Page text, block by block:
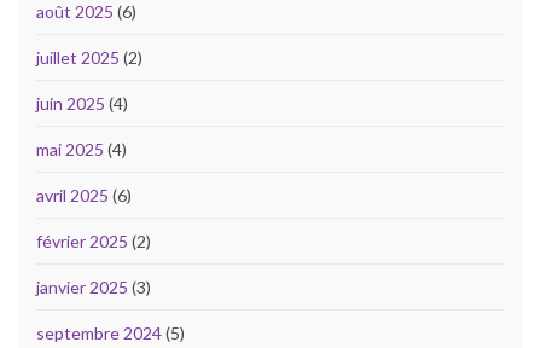
août 2025 (6)
juillet 2025 (2)
juin 2025 (4)
mai 2025 (4)
avril 2025 (6)
février 2025 (2)
janvier 2025 (3)
septembre 2024(5)